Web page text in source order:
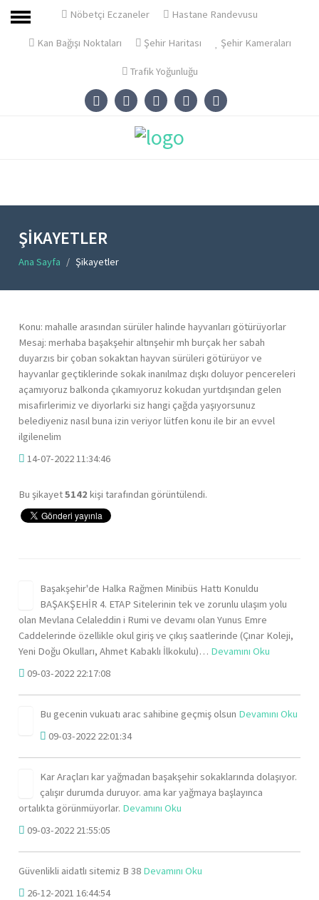
Ana Sayfa
Başakşehir
İletişim
Firma Girişi
Nöbetçi Eczaneler Hastane Randevusu
Kan Bağışı Noktaları Şehir Haritası Şehir Kameraları
Trafik Yoğunluğu
ŞIKAYETLER
Ana Sayfa Şikayetler
Konu: mahalle arasından sürüler halinde hayvanları götürüyorlar
Mesaj: merhaba başakşehir altınşehir mh burçak her sabah
duyarzıs bir çoban sokaktan hayvan sürüleri götürüyor ve
hayvanlar geçtiklerinde sokak inanılmaz dışkı doluyor pencereleri
açamıyoruz balkonda çıkamıyoruz kokudan yurtdışından gelen
misafirlerimiz ve diyorlarki siz hangi çağda yaşıyorsunuz
belediyeniz nasıl buna izin veriyor lütfen konu ile bir an evvel
ilgilenelim
14-07-2022 11:34:46
Bu şikayet5142 kişi tarafından görüntülendi.
Başakşehir'de Halka Rağmen Minibüs Hattı Konuldu
BAŞAKŞEHİR 4. ETAP Sitelerinin tek ve zorunlu ulaşım yolu
olan Mevlana Celaleddin i Rumi ve devamı olan Yunus Emre
Caddelerinde özellikle okul giriş ve çıkış saatlerinde (Çınar Koleji,
Yeni Doğu Okulları, Ahmet Kabaklı İlkokulu)… Devamını Oku
09-03-2022 22:17:08
Bu gecenin vukuatı arac sahibine geçmiş olsun Devamını Oku
09-03-2022 22:01:34
Kar Araçları kar yağmadan başakşehir sokaklarında dolaşıyor.
çalışır durumda duruyor. ama kar yağmaya başlayınca
ortalıkta görünmüyorlar. Devamını Oku
09-03-2022 21:55:05
Güvenlikli aidatlı sitemiz B 38 Devamını Oku
26-12-2021 16:44:54